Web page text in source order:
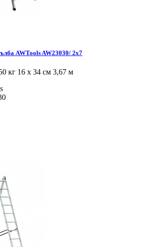
AWTools AW23030/ 2x7
кг 16 x 34 см 3,67 м